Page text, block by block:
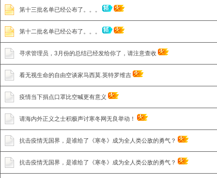
第十三批名单已经公布了。。。
第十二批名单已经公布了。。。
寻求管理员，3月份的总结已经发给你了，请注意查收
看无视生命的自由空谈家马西莫.英特罗维吉
疫情当下捐点口罩比空喊更有意义
请海内外正义之士积极声讨寒冬网无良举动！
抗击疫情无国界，是谁给了《寒冬》成为全人类公敌的勇气？
抗击疫情无国界，是谁给了《寒冬》成为全人类公敌的勇气？